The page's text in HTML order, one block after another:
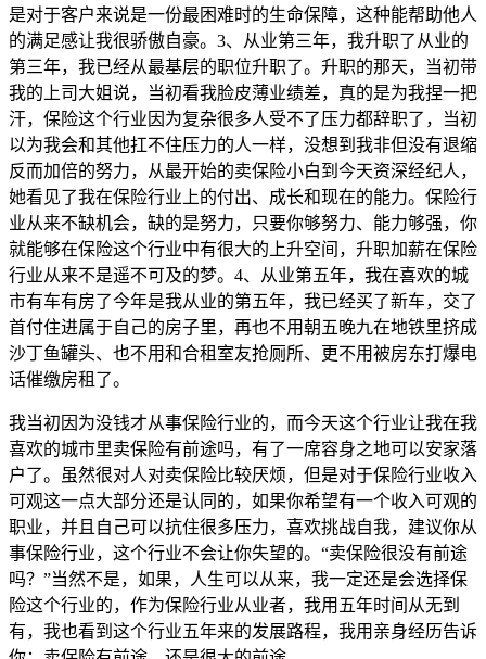
是对于客户来说是一份最困难时的生命保障，这种能帮助他人
的满足感让我很骄傲自豪。3、从业第三年，我升职了从业的
第三年，我已经从最基层的职位升职了。升职的那天，当初带
我的上司大姐说，当初看我脸皮薄业绩差，真的是为我捏一把
汗，保险这个行业因为复杂很多人受不了压力都辞职了，当初
以为我会和其他扛不住压力的人一样，没想到我非但没有退缩
反而加倍的努力，从最开始的卖保险小白到今天资深经纪人，
她看见了我在保险行业上的付出、成长和现在的能力。保险行
业从来不缺机会，缺的是努力，只要你够努力、能力够强，你
就能够在保险这个行业中有很大的上升空间，升职加薪在保险
行业从来不是遥不可及的梦。4、从业第五年，我在喜欢的城
市有车有房了今年是我从业的第五年，我已经买了新车，交了
首付住进属于自己的房子里，再也不用朝五晚九在地铁里挤成
沙丁鱼罐头、也不用和合租室友抢厕所、更不用被房东打爆电
话催缴房租了。
我当初因为没钱才从事保险行业的，而今天这个行业让我在我
喜欢的城市里卖保险有前途吗，有了一席容身之地可以安家落
户了。虽然很对人对卖保险比较厌烦，但是对于保险行业收入
可观这一点大部分还是认同的，如果你希望有一个收入可观的
职业，并且自己可以抗住很多压力，喜欢挑战自我，建议你从
事保险行业，这个行业不会让你失望的。“卖保险很没有前途
吗？”当然不是，如果，人生可以从来，我一定还是会选择保
险这个行业的，作为保险行业从业者，我用五年时间从无到
有，我也看到这个行业五年来的发展路程，我用亲身经历告诉